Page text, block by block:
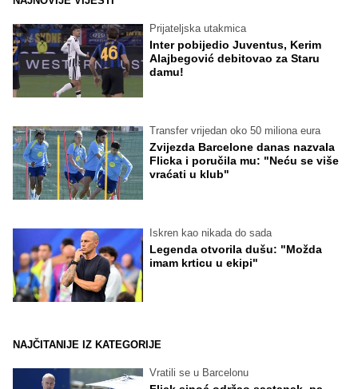
Prijateljska utakmica
Inter pobijedio Juventus, Kerim
Alajbegović debitovao za Staru
damu!
Transfer vrijedan oko 50 miliona eura
Zvijezda Barcelone danas nazvala
Flicka i poručila mu: "Neću se više
vraćati u klub"
Iskren kao nikada do sada
Legenda otvorila dušu: "Možda
imam krticu u ekipi"
NAJČITANIJE IZ KATEGORIJE
Vratili se u Barcelonu